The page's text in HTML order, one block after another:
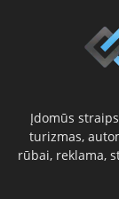
Įdomūs
turizmas,
rūbai, reklama,